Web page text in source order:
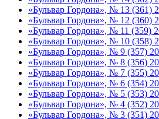
«Бульвар Гордона», № 13 (361)
«Бульвар Гордона», № 12 (360)
«Бульвар Гордона», № 11 (359)
«Бульвар Гордона», № 10 (358)
«Бульвар Гордона», № 9 (357)
«Бульвар Гордона», № 8 (356)
«Бульвар Гордона», № 7 (355)
«Бульвар Гордона», № 6 (354)
«Бульвар Гордона», № 5 (353)
«Бульвар Гордона», № 4 (352)
«Бульвар Гордона», № 3 (351)